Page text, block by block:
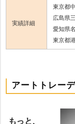
実績詳細
東京都
広島県
愛知県
東京都
アートトレー